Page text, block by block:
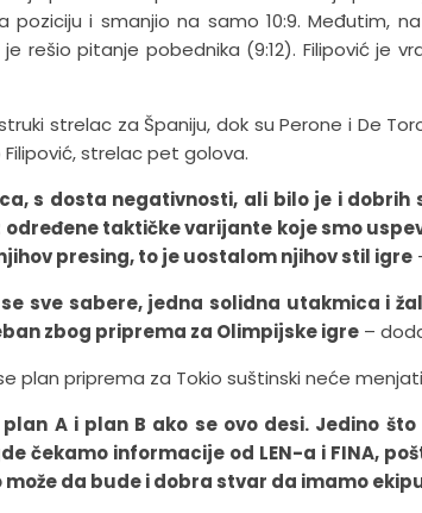
poziciju i smanjio na samo 10:9. Međutim,
rešio pitanje pobednika (9:12). Filipović je
strelac za Španiju, dok su Perone i De
Filipović, strelac pet golova.
s dosta negativnosti, ali bilo je i
taktičke varijante koje smo
presing, to je uostalom njihov stil igre
sve sabere, jedna solidna utakmica i
zbog priprema za Olimpijske igre–
plan priprema za Tokio suštinski neće
A i plan B ako se ovo desi. Jedino
čekamo informacije od LEN-a i FINA,
da bude i dobra stvar da imamo